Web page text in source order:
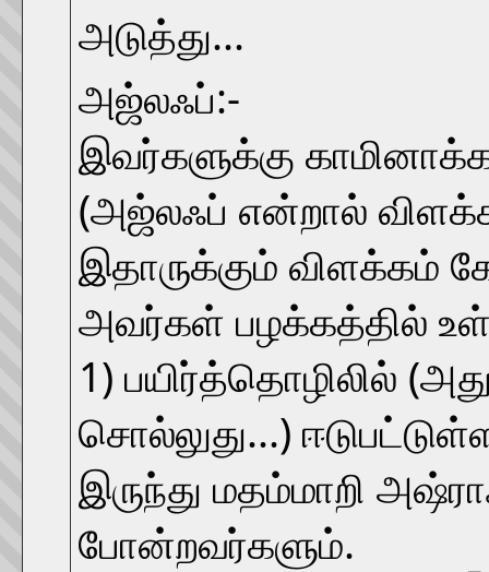
அடுத்து...
அஜ்லஃப்:-
இவர்களுக்கு
(அஜ்லஃப் என்றால்
இதாருக்கும் விளக்கம்
அவர்கள் பழக்கத்தில்
1) பயிர்த்தொழிலில்
சொல்லுது...)
இருந்து மதம்மாறி
போன்றவர்களும்.